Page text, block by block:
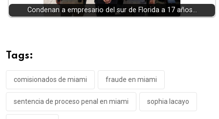
Condenan a empresario del sur de Florida a 17 años…
Tags:
comisionados de miami fraude en miami
sentencia de proceso penal en miami sophia lacayo